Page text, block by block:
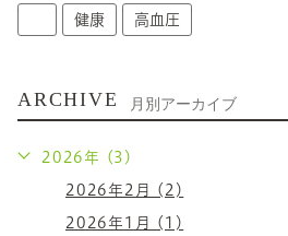
健康 高血圧
ARCHIVE 月別アーカイブ
2026年 (3)
2026年2月 (2)
2026年1月 (1)